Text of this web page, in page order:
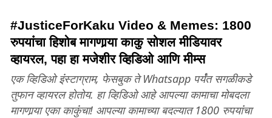
#JusticeForKaku Video & Memes: 1800
रुपयांंचा हिशोब मागणार्‍या काकु सोशल मीडियावर
व्हायरल, पहा हा मजेशीर व्हिडिओ आणि मीम्स
एक व्हिडिओ इंंस्टाग्राम, फेसबुक ते Whatsapp पर्यंंत सगळीकडे
तुफान व्हायरल होतोय. हा व्हिडिओ आहे आपल्या कामाचा मोबदला
मागणार्‍या एका काकुंंचा! आपल्या कामाच्या बदल्यात 1800 रुपयांंचा